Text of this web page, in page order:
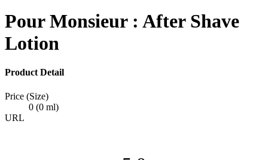
Pour Monsieur : After Shave
Lotion
Product Detail
Price (Size)
0 (0 ml)
URL